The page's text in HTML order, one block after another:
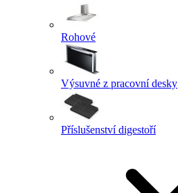
Rohové
Výsuvné z pracovní desky
Příslušenství digestoří